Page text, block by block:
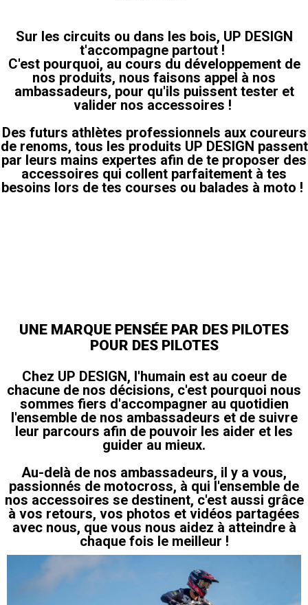
Sur les circuits ou dans les bois, UP DESIGN
t'accompagne partout !
C'est pourquoi, au cours du développement de
nos produits, nous faisons appel à nos
ambassadeurs, pour qu'ils puissent tester et
valider nos accessoires !
Des futurs athlètes professionnels aux coureurs
de renoms, tous les produits UP DESIGN passent
par leurs mains expertes afin de te proposer des
accessoires qui collent parfaitement à tes
besoins lors de tes courses ou balades à moto !
UNE MARQUE PENSÉE PAR DES PILOTES
POUR DES PILOTES
Chez UP DESIGN, l'humain est au coeur de
chacune de nos décisions, c'est pourquoi nous
sommes fiers d'accompagner au quotidien
l'ensemble de nos ambassadeurs et de suivre
leur parcours afin de pouvoir les aider et les
guider au mieux.
Au-delà de nos ambassadeurs, il y a vous,
passionnés de motocross, à qui l'ensemble de
nos accessoires se destinent, c'est aussi grâce
à vos retours, vos photos et vidéos partagées
avec nous, que vous nous aidez à atteindre à
chaque fois le meilleur !